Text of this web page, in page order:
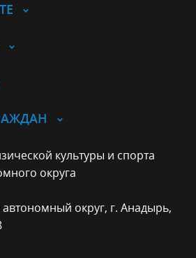
культуры и спорта
округа
автономный округ, г. Анадырь,